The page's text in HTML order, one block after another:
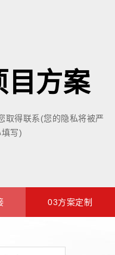
目方案
取得联系(您的隐私将被严
写)
03方案定制